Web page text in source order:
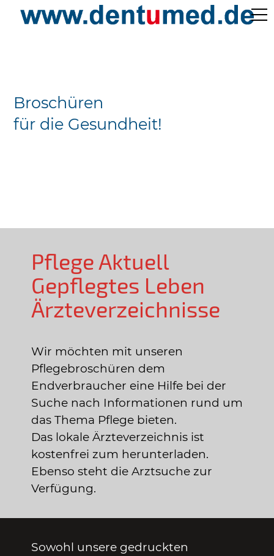
Ärzteverzeichnisse
Broschüren
für die Gesundheit!
Pflege Aktuell
Gepflegtes Leben
Ärzteverzeichnisse
Wir möchten mit unseren
Pflegebroschüren dem
Endverbraucher eine Hilfe bei der
Suche nach Informationen rund um
das Thema Pflege bieten.
Das lokale Ärzteverzeichnis ist
kostenfrei zum herunterladen.
Ebenso steht die Arztsuche zur
Verfügung.
Sowohl unsere gedruckten